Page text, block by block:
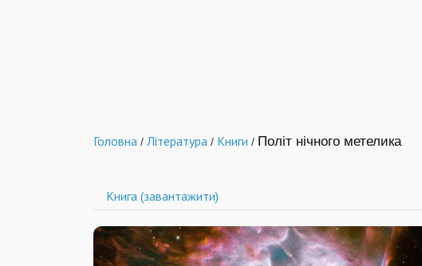
Головна / Література / Книги / Політ нічного метелика
Книга (завантажити)